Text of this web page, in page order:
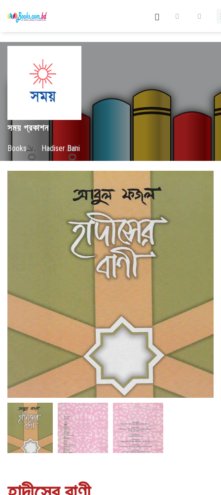
সময় প্রকাশন
Books / Hadiser Bani